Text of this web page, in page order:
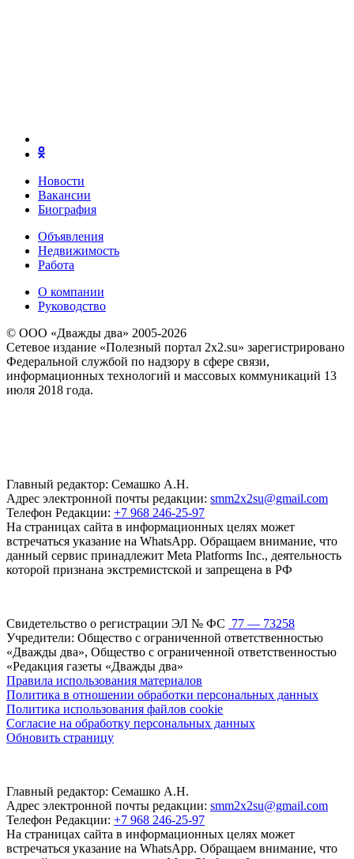
Новости
Вакансии
Биография
Объявления
Недвижимость
Работа
О компании
Руководство
© ООО «Дважды два» 2005-2026
Сетевое издание «Полезный портал 2x2.su» зарегистрировано
Федеральной службой по надзору в сфере связи,
информационных технологий и массовых коммуникаций 13
июля 2018 года.
Главный редактор: Семашко А.Н.
Адрес электронной почты редакции: smm2x2su@gmail.com
Телефон Редакции: +7 968 246-25-97
На страницах сайта в информационных целях может
встречаться указание на WhatsApp. Обращаем внимание, что
данный сервис принадлежит Meta Platforms Inc., деятельность
которой признана экстремистской и запрещена в РФ
Свидетельство о регистрации ЭЛ № ФС 77 — 73258
Учредители: Общество с ограниченной ответственностью
«Дважды два», Общество с ограниченной ответственностью
«Редакция газеты «Дважды два»
Правила использования материалов
Политика в отношении обработки персональных данных
Политика использования файлов cookie
Согласие на обработку персональных данных
Обновить страницу
Главный редактор: Семашко А.Н.
Адрес электронной почты редакции: smm2x2su@gmail.com
Телефон Редакции: +7 968 246-25-97
На страницах сайта в информационных целях может
встречаться указание на WhatsApp. Обращаем внимание, что